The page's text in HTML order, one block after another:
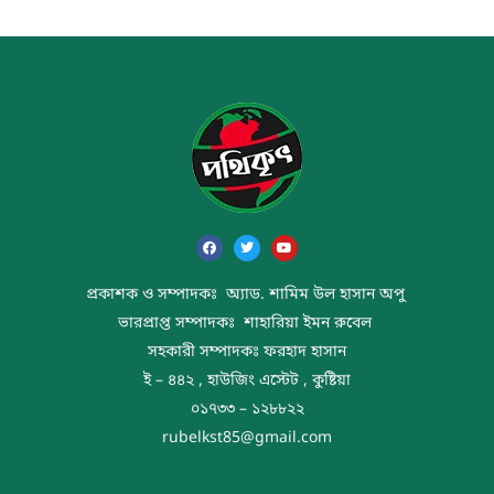
প্রকাশক ও সম্পাদকঃ অ্যাড. শামিম উল হাসান অপু
ভারপ্রাপ্ত সম্পাদকঃ শাহারিয়া ইমন রুবেল
সহকারী সম্পাদকঃ ফরহাদ হাসান
ই – ৪৪২ , হাউজিং এস্টেট , কুষ্টিয়া
০১৭৩৩ – ১২৮৮২২
rubelkst85@gmail.com